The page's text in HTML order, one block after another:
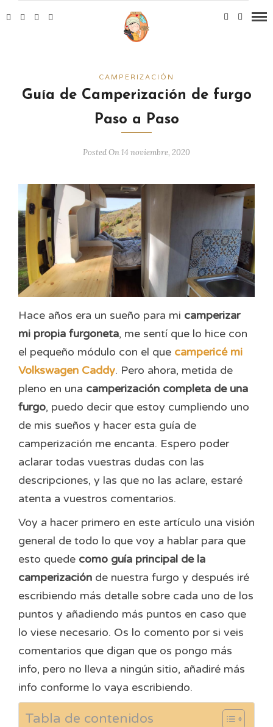
CAMPERIZACIÓN
Guía de Camperización de furgo
Paso a Paso
Posted On 14 noviembre, 2020
Hace años era un sueño para mi camperizar
mi propia furgoneta, me sentí que lo hice con
el pequeño módulo con el que campericé mi
Volkswagen Caddy. Pero ahora, metida de
pleno en una camperización completa de una
furgo, puedo decir que estoy cumpliendo uno
de mis sueños y hacer esta guía de
camperización me encanta. Espero poder
aclarar todas vuestras dudas con las
descripciones, y las que no las aclare, estaré
atenta a vuestros comentarios.
Voy a hacer primero en este artículo una visión
general de todo lo que voy a hablar para que
esto quede como guía principal de la
camperización de nuestra furgo y después iré
escribiendo más detalle sobre cada uno de los
puntos y añadiendo más puntos en caso que
lo viese necesario. Os lo comento por si veis
comentarios que digan que os pongo más
info, pero no lleva a ningún sitio, añadiré más
info conforme lo vaya escribiendo.
Tabla de contenidos